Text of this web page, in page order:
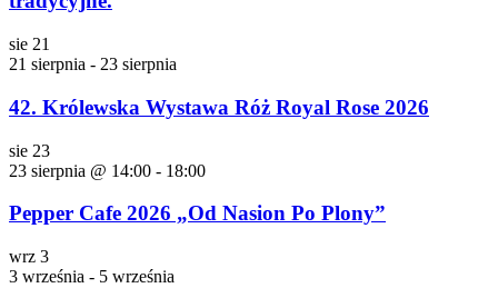
sie 21
21 sierpnia - 23 sierpnia
42. Królewska Wystawa Róż Royal Rose 2026
sie 23
23 sierpnia @ 14:00 - 18:00
Pepper Cafe 2026 „Od Nasion Po Plony”
wrz 3
3 września - 5 września